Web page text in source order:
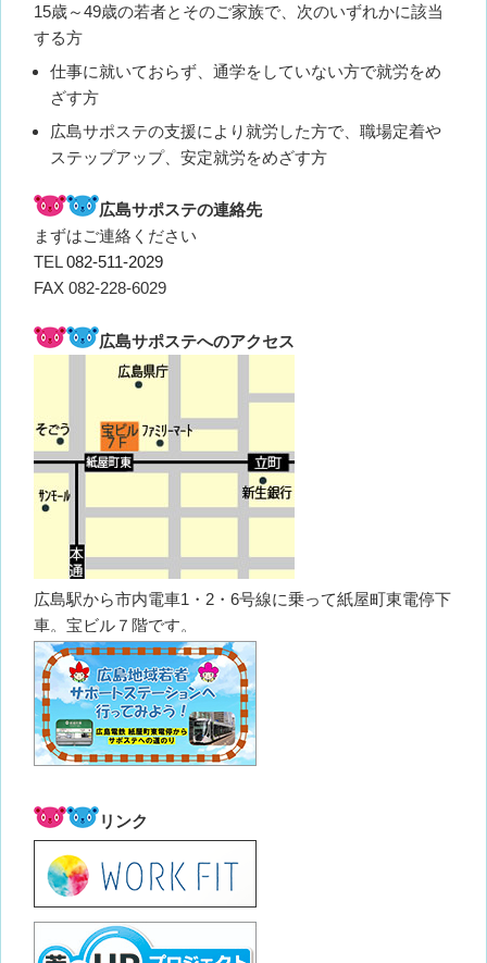
15歳～49歳の若者とそのご家族で、次のいずれかに該当
する方
仕事に就いておらず、通学をしていない方で就労をめ
ざす方
広島サポステの支援により就労した方で、職場定着や
ステップアップ、安定就労をめざす方
広島サポステの連絡先
まずはご連絡ください
TEL082-511-2029
FAX 082-228-6029
広島サポステへのアクセス
広島駅から市内電車1・2・6号線に乗って紙屋町東電停下
車。宝ビル７階です。
リンク